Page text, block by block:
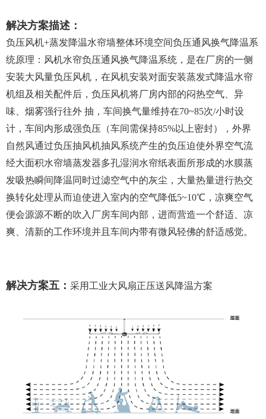
解决方案描述：
负压风机+蒸发降温水帘墙整体环境空间负压通风换气降温系
统原理：风机水帘负压通风换气降温系统，是在厂房的一侧
安装大风量负压风机，在风机安装对面安装蒸发式降温水帘
机组及相关配件后，负压风机将厂房内部的闷热空气、异
味、烟雾强行往外 抽，车间换气量维持在70~85次/小时设
计，车间内形成强负压（车间需保持85%以上密封），外界
自然风通过负压抽风机抽风系统产生的负压迫使外界空气流
经大面积水帘墙蒸发器多孔湿润水帘纸表面所形成的水膜蒸
发吸热瞬间降温同时过滤空气中的灰尘，大量热量进行热交
换转化处理从而迫使进入室内的空气降低5~10℃，凉爽空气
便会源源不断的吹入厂房车间内部，进而营造一个舒适、凉
爽、清新的工作环境并且车间内带有微风轻佛的舒适感觉。
解决方案五： 采用工业大风扇正压送风降温方案